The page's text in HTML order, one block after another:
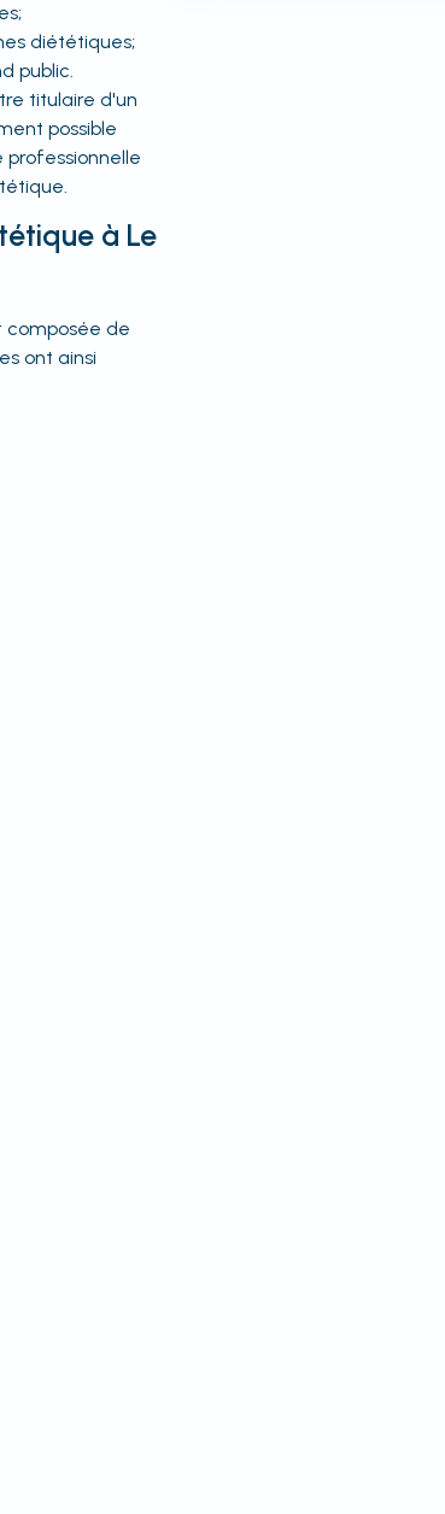
diététiques;
public.
titulaire d'un
possible
à Le
composée de
ont ainsi